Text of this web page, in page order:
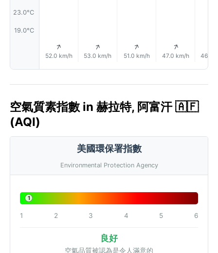
23.0°C
19.0°C
↑
52.0 km/h
↑
53.0 km/h
↑
51.0 km/h
↑
47.0 km/h 46.0
空氣質素指數 in 赫拉特, 阿富汗 🇦🇫
(AQI)
美國環保署指數
Environmental Protection Agency
1
1 2 3 4 5 6
良好
空氣品質被認為是令人滿意的